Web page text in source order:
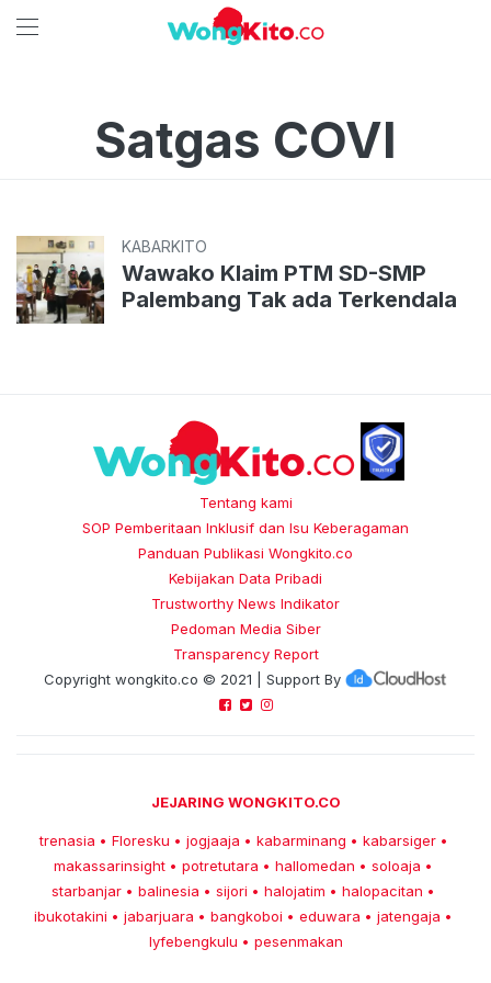
Satgas COVI
KABARKITO
Wawako Klaim PTM SD-SMP
Palembang Tak ada Terkendala
Tentang kami
SOP Pemberitaan Inklusif dan Isu Keberagaman
Panduan Publikasi Wongkito.co
Kebijakan Data Pribadi
Trustworthy News Indikator
Pedoman Media Siber
Transparency Report
Copyright wongkito.co © 2021 | Support By
JEJARING WONGKITO.CO
trenasia • Floresku • jogjaaja • kabarminang • kabarsiger •
makassarinsight • potretutara • hallomedan • soloaja •
starbanjar • balinesia • sijori • halojatim • halopacitan •
ibukotakini • jabarjuara • bangkoboi • eduwara • jatengaja •
lyfebengkulu • pesenmakan